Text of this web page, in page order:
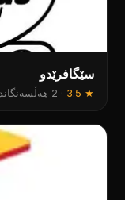
سێگافرێدو
★
3.5
· 2 هەڵسەنگاندن